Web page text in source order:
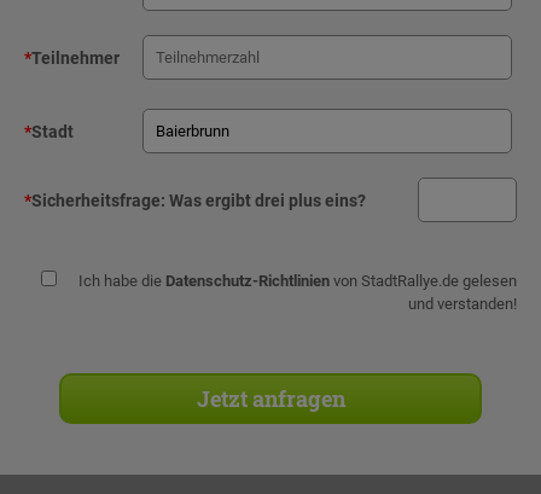
*Teilnehmer
*Stadt
*Sicherheitsfrage: Was ergibt drei plus eins?
Ich habe die Datenschutz-Richtlinien von StadtRallye.de gelesen
und verstanden!